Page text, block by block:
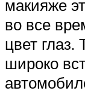
макияже
во все
цвет глаз.
широко